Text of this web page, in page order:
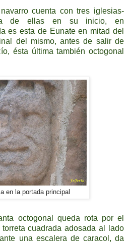
cuenta con tres iglesias-
de ellas en su inicio, en
es esta de Eunate en mitad del
del mismo, antes de salir de
ésta última también octogonal
en la portada principal
octogonal queda rota por el
cuadrada adosada al lado
una escalera de caracol, da